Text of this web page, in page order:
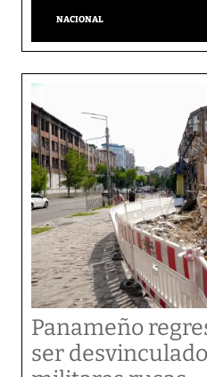
NACIONAL
Panameño
ser